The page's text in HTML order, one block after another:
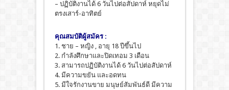
– ปฏิบัติงานได้ 6 วันไปต่อสัปดาห์ หยุดไม่
ตรงเสาร์-อาทิตย์
คุณสมบัติผู้สมัคร :
1. ชาย – หญิง , อายุ 18 ปีขึ้นไป
2. กำลังศึกษาและปิดเทอม 3 เดือน
3. สามารถปฏิบัติงานได้ 6 วันไปต่อสัปดาห์
4. มีความขยัน และอดทน
5. มีใจรักงานขาย มนุษย์สัมพันธ์ดี มีความ